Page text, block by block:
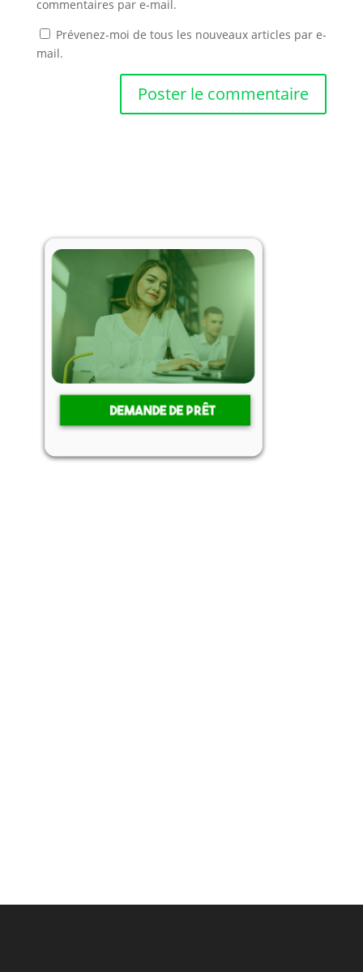
commentaires par e-mail.
Prévenez-moi de tous les nouveaux articles par e-
mail.